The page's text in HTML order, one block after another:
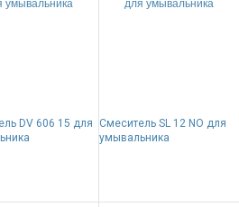
DV 606 15 для
Смеситель SL 12 NO для
умывальника